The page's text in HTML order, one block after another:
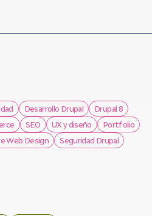
Desarrollo Drupal
Drupal 8
SEO UX y diseño
Portfolio
Web Design
Seguridad Drupal